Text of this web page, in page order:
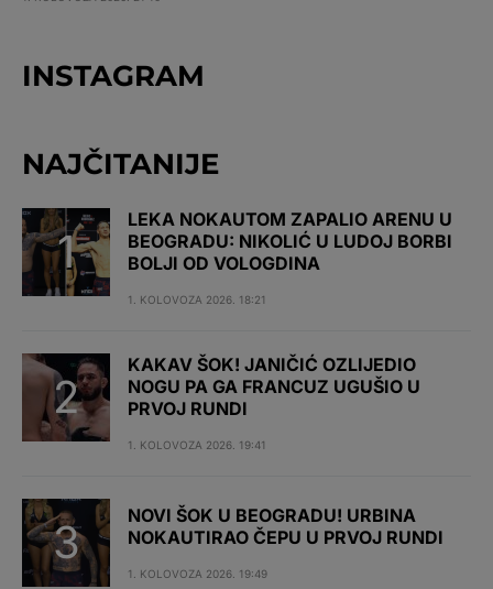
INSTAGRAM
NAJČITANIJE
LEKA NOKAUTOM ZAPALIO ARENU U
BEOGRADU: NIKOLIĆ U LUDOJ BORBI
BOLJI OD VOLOGDINA
1. KOLOVOZA 2026. 18:21
KAKAV ŠOK! JANIČIĆ OZLIJEDIO
NOGU PA GA FRANCUZ UGUŠIO U
PRVOJ RUNDI
1. KOLOVOZA 2026. 19:41
NOVI ŠOK U BEOGRADU! URBINA
NOKAUTIRAO ČEPU U PRVOJ RUNDI
1. KOLOVOZA 2026. 19:49